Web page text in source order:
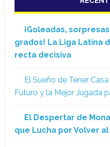
¡Goleadas,
grados! La Liga Latina
recta decisiva
El Sueño de Tener
Futuro y la Mejor Jugada
El Despertar de
que Lucha por Volver al